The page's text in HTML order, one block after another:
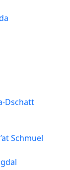
Dschatt
Schmuel